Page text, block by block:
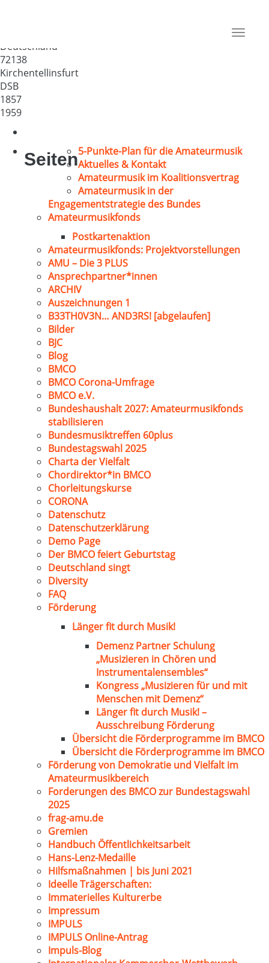
Toggle
Deutschland
72138
Kirchentellinsfurt
DSB
1857
1959
Seiten5-Punkte-Plan für die Amateurmusik
Aktuelles & Kontakt
Amateurmusik im Koalitionsvertrag
Amateurmusik in der
Engagementstrategie des Bundes
Amateurmusikfonds
Postkartenaktion
Amateurmusikfonds: Projektvorstellungen
AMU – Die 3 PLUS
Ansprechpartner*innen
ARCHIV
Auszeichnungen 1
B33TH0V3N… AND3RS! [abgelaufen]
Bilder
BJC
Blog
BMCO
BMCO Corona-Umfrage
BMCO e.V.
Bundeshaushalt 2027: Amateurmusikfonds
stabilisieren
Bundesmusiktreffen 60plus
Bundestagswahl 2025
Charta der Vielfalt
Chordirektor*in BMCO
Chorleitungskurse
CORONA
Datenschutz
Datenschutzerklärung
Demo Page
Der BMCO feiert Geburtstag
Deutschland singt
Diversity
FAQ
Förderung
Länger fit durch Musik!
Demenz Partner Schulung
„Musizieren in Chören und
Instrumentalensembles“
Kongress „Musizieren für und mit
Menschen mit Demenz“
Länger fit durch Musik! –
Ausschreibung Förderung
Übersicht die Förderprogramme im BMCO
Übersicht die Förderprogramme im BMCO
Förderung von Demokratie und Vielfalt im
Amateurmusikbereich
Forderungen des BMCO zur Bundestagswahl
2025
frag-amu.de
Gremien
Handbuch Öffentlichkeitsarbeit
Hans-Lenz-Medaille
Hilfsmaßnahmen | bis Juni 2021
Ideelle Trägerschaften:
Immaterielles Kulturerbe
Impressum
IMPULS
IMPULS Online-Antrag
Impuls-Blog